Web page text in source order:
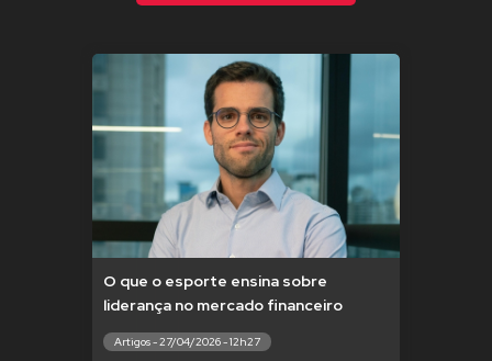
O que o esporte ensina sobre
liderança no mercado financeiro
Artigos - 27/04/2026 - 12h27